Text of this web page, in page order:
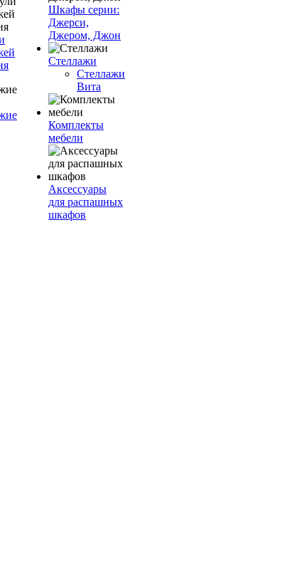
Шкафы серии:
Джерси,
Джером, Джон
Стеллажи
Стеллажи
Вита
Комплекты
мебели
Аксессуары
для распашных
шкафов